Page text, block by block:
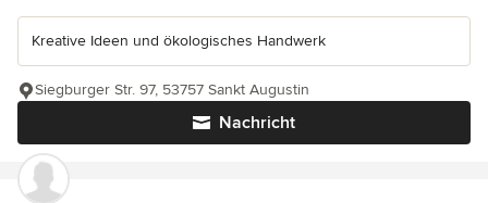
Kreative Ideen und ökologisches Handwerk
Nachricht
Siegburger Str. 97, 53757 Sankt Augustin